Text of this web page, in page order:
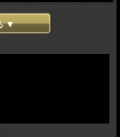
24 The Jean Genie 25
05 Be My Wife 06 Ashes
Ziggy Stardust 17 Station
▼